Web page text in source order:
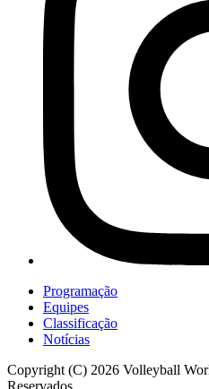
Programação
Equipes
Classificação
Notícias
Copyright (C) 2026 Volleyball
Reservados